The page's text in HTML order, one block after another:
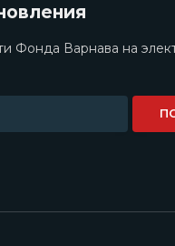
Фонда Варнава на